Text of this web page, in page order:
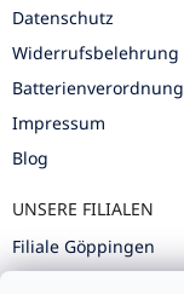
Datenschutz
Widerrufsbelehrung
Batterienverordnung
Impressum
Blog
UNSERE FILIALEN
Filiale Göppingen